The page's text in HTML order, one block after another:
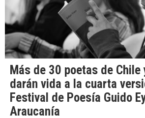
Más de 30 poetas de
darán vida a la cuarta
Festival de Poesía Guido
Araucanía